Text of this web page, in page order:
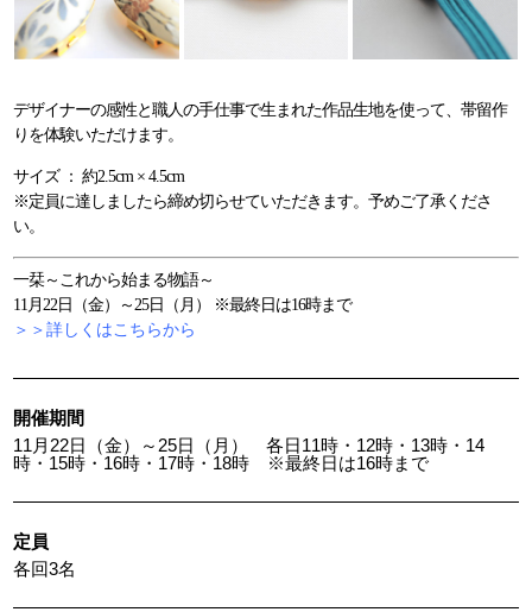
デザイナーの感性と職人の手仕事で生まれた作品生地を使って、帯留作
りを体験いただけます。
サイズ ： 約2.5cm × 4.5cm
※定員に達しましたら締め切らせていただきます。予めご了承くださ
い。
一栞～これから始まる物語～
11月22日（金）～25日（月） ※最終日は16時まで
＞＞詳しくはこちらから
開催期間
11月22日（金）～25日（月） 各日11時・12時・13時・14
時・15時・16時・17時・18時 ※最終日は16時まで
定員
各回3名